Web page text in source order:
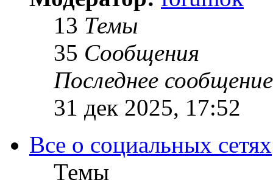
13 Темы
35 Сообщения
Последнее сообщение
31 дек 2025, 17:52
Все о социальных сетях
Темы